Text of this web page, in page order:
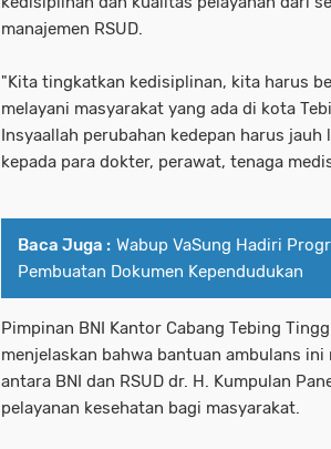
manajemen RSUD.
"Kita tingkatkan kedisiplinan, kita harus
melayani masyarakat yang ada di kota
Insyaallah perubahan kedepan harus jauh
kepada para dokter, perawat, tenaga
Baca Juga : Wabup VaSung Hadiri
Pembuatan Dokumen Kependudukan
Pimpinan BNI Kantor Cabang Tebing
menjelaskan bahwa bantuan ambulans
antara BNI dan RSUD dr. H. Kumpulan
pelayanan kesehatan bagi masyarakat.